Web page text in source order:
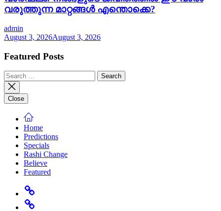
വരുത്തുന്ന മാറ്റങ്ങൾ എന്തൊക്കെ?
admin
August 3, 2026August 3, 2026
Featured Posts
Search
for:
Close
Home
Predictions
Specials
Rashi Change
Believe
Featured
Home
Predictions